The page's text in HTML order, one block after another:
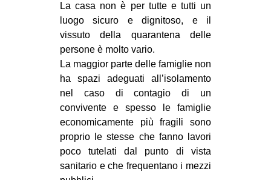
STUDENTI
CULTURE
ARTE
CINEMA
MANIFESTI
MUSICA
RECENSIONI
INTERNAZIONALE
La casa non è per tutte e tutti un
luogo sicuro e dignitoso, e il
vissuto della quarantena delle
persone è molto vario.
La maggior parte delle famiglie non
ha spazi adeguati all’isolamento
nel caso di contagio di un
convivente e spesso le famiglie
economicamente più fragili sono
proprio le stesse che fanno lavori
poco tutelati dal punto di vista
sanitario e che frequentano i mezzi